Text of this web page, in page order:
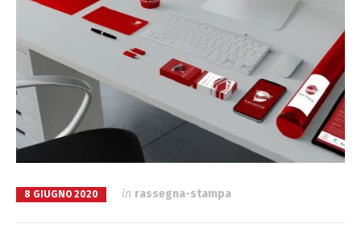
8 GIUGNO 2020 in rassegna-stampa